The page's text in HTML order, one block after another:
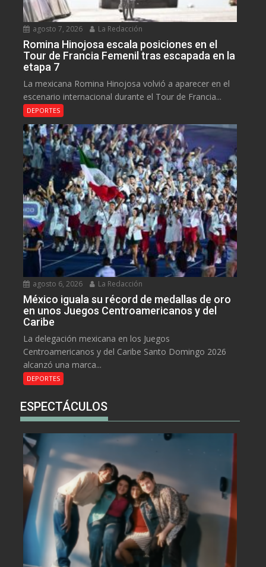
agosto 7, 2026 La Redacción
Romina Hinojosa escala posiciones en el
Tour de Francia Femenil tras escapada en la
etapa 7
La mexicana Romina Hinojosa volvió a aparecer en el
escenario internacional durante el Tour de Francia...
DEPORTES
agosto 6, 2026 La Redacción
México iguala su récord de medallas de oro
en unos Juegos Centroamericanos y del
Caribe
La delegación mexicana en los Juegos
Centroamericanos y del Caribe Santo Domingo 2026
alcanzó una marca...
DEPORTES
ESPECTÁCULOS